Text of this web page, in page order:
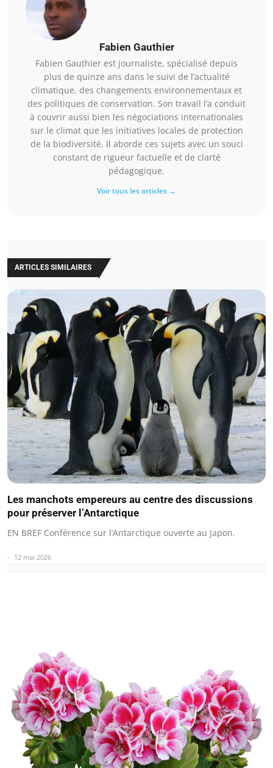
Fabien Gauthier
Fabien Gauthier est journaliste, spécialisé depuis
plus de quinze ans dans le suivi de l’actualité
climatique, des changements environnementaux et
des politiques de conservation. Son travail l’a conduit
à couvrir aussi bien les négociations internationales
sur le climat que les initiatives locales de protection
de la biodiversité. Il aborde ces sujets avec un souci
constant de rigueur factuelle et de clarté
pédagogique.
Voir tous les articles →
ARTICLES SIMILAIRES
Les manchots empereurs au centre des discussions
pour préserver l’Antarctique
EN BREF Conférence sur l’Antarctique ouverte au Japon.
12 mai 2026